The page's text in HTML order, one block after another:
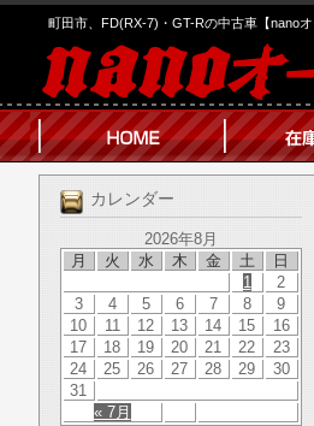
町田市、FD(RX-7)・GT-Rの中古車【nanoオ
カレンダー
2026年8月
月
火 水 木 金 土 日
« 7月
1
2
3
4 5 6 7 8
9
10
11 12 13 14 15
16
17
18 19 20 21 22
23
24
25 26 27 28 29
30
31